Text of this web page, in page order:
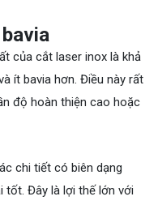
của cắt laser inox là khả
ít bavia hơn. Điều này rất
độ hoàn thiện cao hoặc
chi tiết có biên dạng
tốt. Đây là lợi thế lớn với